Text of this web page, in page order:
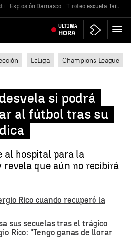
Explosión Damasco Tiroteo escuela
ÚLTIMA
HORA
LaLiga Champions League
si podrá
al fútbol tras su
al hospital para la
revela que aún no recibirá
Rico cuando recuperó la
sus secuelas tras el trágico
Rico: "Tengo ganas de llorar